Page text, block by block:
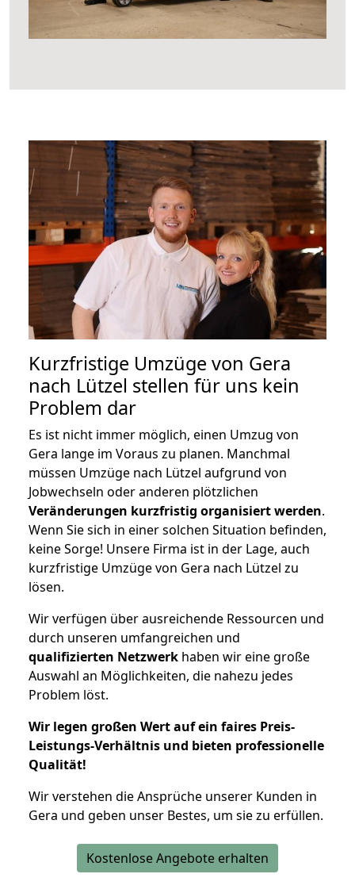
Kurzfristige Umzüge von Gera
nach Lützel stellen für uns kein
Problem dar
Es ist nicht immer möglich, einen Umzug von
Gera lange im Voraus zu planen. Manchmal
müssen Umzüge nach Lützel aufgrund von
Jobwechseln oder anderen plötzlichen
Veränderungen kurzfristig organisiert werden.
Wenn Sie sich in einer solchen Situation befinden,
keine Sorge! Unsere Firma ist in der Lage, auch
kurzfristige Umzüge von Gera nach Lützel zu
lösen.
Wir verfügen über ausreichende Ressourcen und
durch unseren umfangreichen und
qualifizierten Netzwerk haben wir eine große
Auswahl an Möglichkeiten, die nahezu jedes
Problem löst.
Wir legen großen Wert auf ein faires Preis-
Leistungs-Verhältnis und bieten professionelle
Qualität!
Wir verstehen die Ansprüche unserer Kunden in
Gera und geben unser Bestes, um sie zu erfüllen.
Kostenlose Angebote erhalten